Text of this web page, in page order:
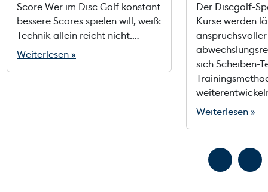
Score Wer im Disc Golf konstant
bessere Scores spielen will, weiß:
Technik allein reicht nicht.…
Weiterlesen »
Der Discgolf-
Kurse werden
sich Scheiben-
Weiterlesen »